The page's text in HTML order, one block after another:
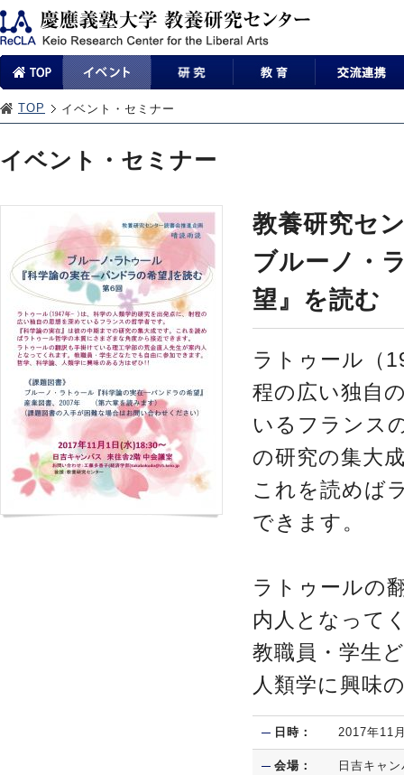
TOP イベント・セミナー
イベント・セミナー
教養研究セ
ブルーノ・
望』を読む
ラトゥール（
程の広い独自
いるフランス
の研究の集大
これを読めば
できます。
ラトゥールの
内人となって
教職員・学生
人類学に興味
日時： 2017年11
会場： 日吉キャ